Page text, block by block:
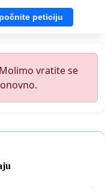
peticiju
vratite se